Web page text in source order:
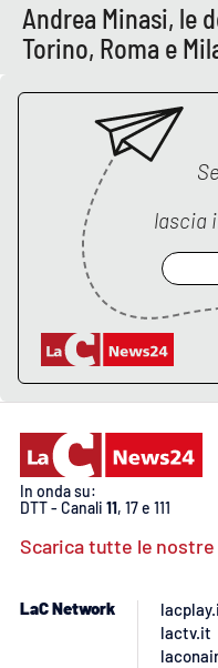
Cosenzachannel.it
Catanzarochannel.it
Android
Andrea Minasi, le
Torino, Roma e
lascia
In onda su:
DTT - Canali 11, 17 e 111
Scarica tutte le nostre
LaC Network
lactv.it